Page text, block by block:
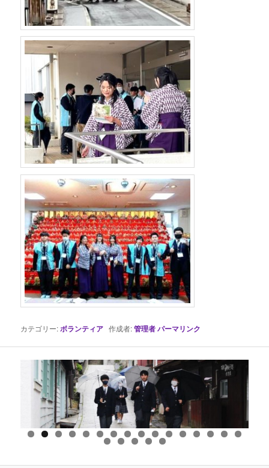
カテゴリー:ボランティア 作成者:管理者パーマリンク